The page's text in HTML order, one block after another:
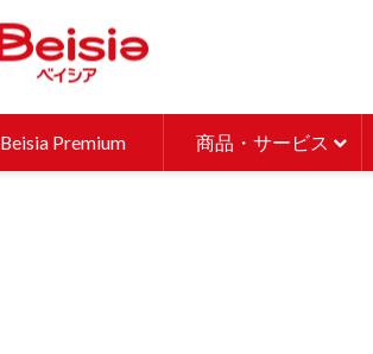
Beisia Premium 商品・サービス